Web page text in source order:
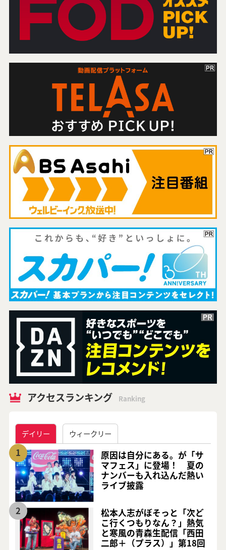
アクセスランキング Ranking
デイリー ウィークリー
1
原因は自分にある。が「サ
マフェス」に登場！ 夏の
ナンバーも入れ込んだ熱い
ライブ披露
2
松本人志がぼそっと「次ど
こ行くつもりなん？」熱気
と寒風の青森生配信「西田
二郎＋（プラス）」第18回